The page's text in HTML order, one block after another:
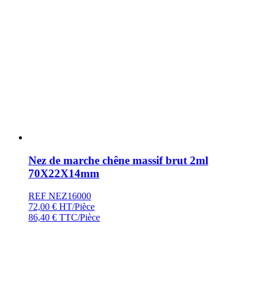
Nez de marche chêne massif brut 2ml
70X22X14mm
REF NEZ16000
72,00 € HT/Pièce
86,40 € TTC/Pièce